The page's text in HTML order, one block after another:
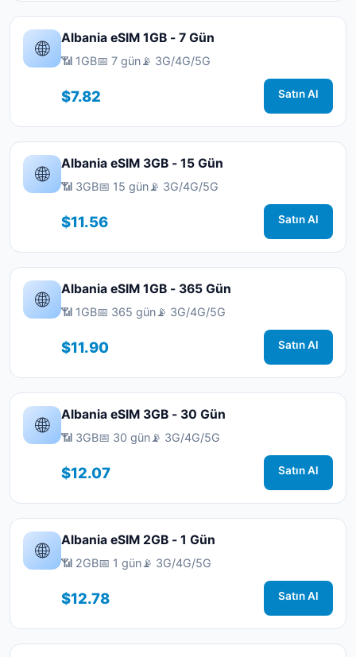
🌐 Albania eSIM 1GB - 7 Gün
📶 1GB📅 7 gün📡 3G/4G/5G
$7.82 Satın Al
🌐 Albania eSIM 3GB - 15 Gün
📶 3GB📅 15 gün📡 3G/4G/5G
$11.56 Satın Al
🌐 Albania eSIM 1GB - 365 Gün
📶 1GB📅 365 gün📡 3G/4G/5G
$11.90 Satın Al
🌐 Albania eSIM 3GB - 30 Gün
📶 3GB📅 30 gün📡 3G/4G/5G
$12.07 Satın Al
🌐 Albania eSIM 2GB - 1 Gün
📶 2GB📅 1 gün📡 3G/4G/5G
$12.78 Satın Al